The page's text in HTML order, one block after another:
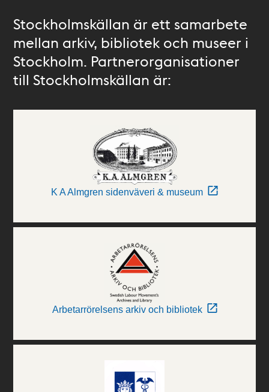
Stockholmskällan är ett samarbete
mellan arkiv, bibliotek och museer i
Stockholm. Partnerorganisationer
till Stockholmskällan är:
K A Almgren sidenväveri & museum
Arbetarrörelsens arkiv och bibliotek